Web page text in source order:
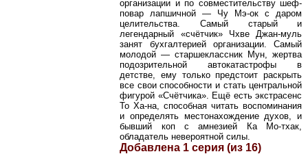
организации и по совместительству шеф-
повар лапшичной — Чу Мэ-ок с даром
целительства. Самый старый и
легендарный «счётчик» Чхве Джан-муль
занят бухгалтерией организации. Самый
молодой — старшеклассник Мун, жертва
подозрительной автокатастрофы в
детстве, ему только предстоит раскрыть
все свои способности и стать центральной
фигурой «Счётчика». Ещё есть экстрасенс
То Ха-на, способная читать воспоминания
и определять местонахождение духов, и
бывший коп с амнезией Ка Мо-тхак,
обладатель невероятной силы.
Добавлена 1 серия (из 16)